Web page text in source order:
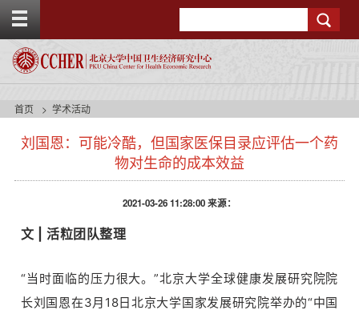
g
e
o
首页 学术活动
刘国恩：可能冷酷，但国家医保目录应评估一个药
物对生命的成本效益
2021-03-26 11:28:00 来源：
文 |活粒团队整理
“当时面临的压力很大。”北京大学全球健康发展研究院院
长刘国恩在3月18日北京大学国家发展研究院举办的“中国